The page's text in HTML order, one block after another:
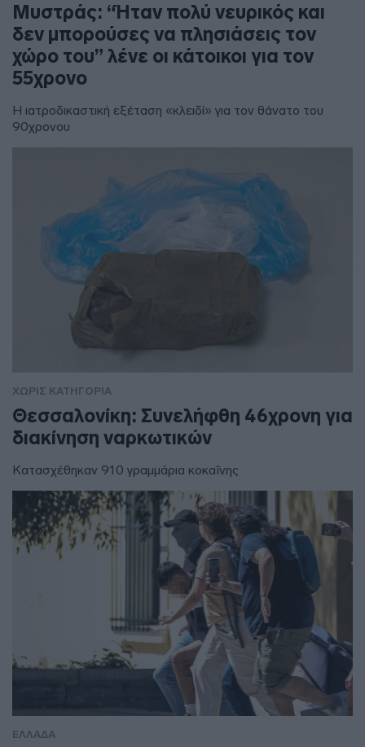
Μυστράς: “Ήταν πολύ νευρικός και
δεν μπορούσες να πλησιάσεις τον
χώρο του” λένε οι κάτοικοι για τον
55χρονο
Η ιατροδικαστική εξέταση «κλειδί» για τον θάνατο του
90χρονου
ΧΩΡΊΣ ΚΑΤΗΓΟΡΊΑ
Θεσσαλονίκη: Συνελήφθη 46χρονη για
διακίνηση ναρκωτικών
Κατασχέθηκαν 910 γραμμάρια κοκαΐνης
ΕΛΛΑΔΑ